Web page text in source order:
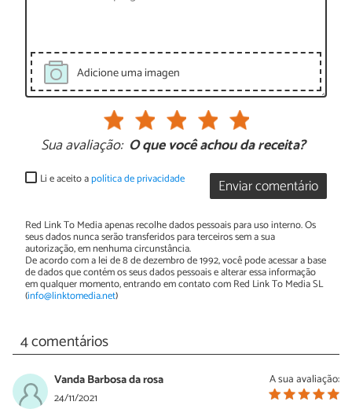
Adicione uma imagen
Sua avaliação: O que você achou da receita?
Enviar comentário
Li e aceito apolítica de privacidade
Red Link To Media apenas recolhe dados pessoais para uso interno. Os
seus dados nunca serão transferidos para terceiros sem a sua
autorização, em nenhuma circunstância.
De acordo com a lei de 8 de dezembro de 1992, você pode acessar a base
de dados que contém os seus dados pessoais e alterar essa informação
em qualquer momento, entrando em contato com Red Link To Media SL
(info@linktomedia.net)
4 comentários
A sua avaliação:
Vanda Barbosa da rosa
24/11/2021